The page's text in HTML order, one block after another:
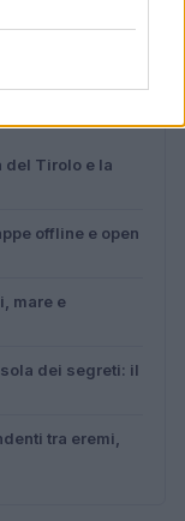
del Tirolo e la
offline e open
mare e
dei segreti: il
tra eremi,